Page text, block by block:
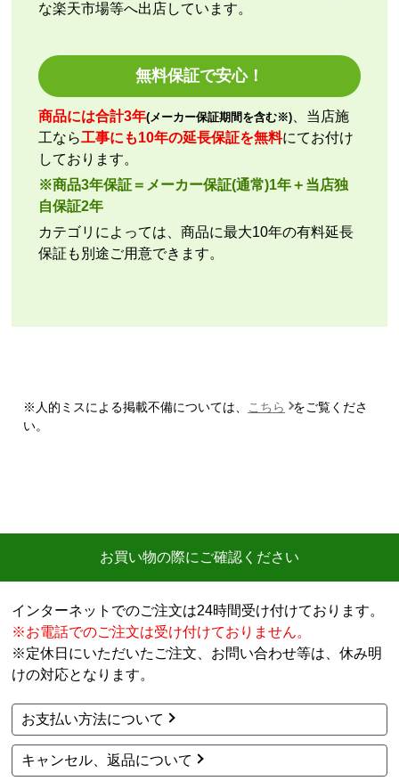
2026年7月26日 12:54
欲しい商品をスムーズに注文できましたか？
はい
ショップからの連絡や対応は適切でしたか？
はい
予定の期日までに商品が届きましたか？
はい
商品の梱包は必要十分なものでしたか？
はい
【このショップを選んだ理由は？】
購入した時点で最安価格でした。また、このショップ
を以前利用したことがあり、対応がとても良かったの
3日
【その他感想・コメント】
できとても満足しました。
機会があれば今後も利用したいショップです。
2026年7月24日 21:04
欲しい商品をスムーズに注文できましたか？
はい
な楽天市場等へ出店しています。
無料保証で安心！
商品には合計3年(メーカー保証期間を含む※) 、当店施
工なら工事にも10年の延長保証を無料にてお付け
しております。
※商品3年保証＝メーカー保証(通常)1年＋当店独
自保証2年
カテゴリによっては、商品に最大10年の有料延長
保証も別途ご用意できます。
※人的ミスによる掲載不備については、 こちら
をご覧くださ
い。
お買い物の際にご確認ください
インターネットでのご注文は24時間受け付けております。
※お電話でのご注文は受け付けておりません。
※定休日にいただいたご注文、お問い合わせ等は、休み明
けの対応となります。
お支払い方法について
キャンセル、返品について